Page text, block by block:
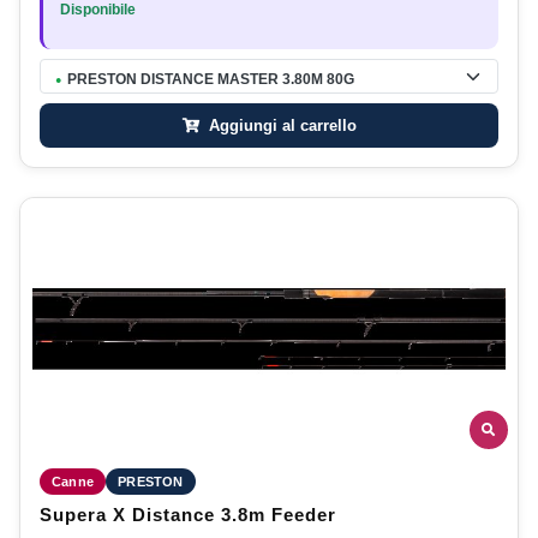
Disponibile
● PRESTON DISTANCE MASTER 3.80M 80G
Aggiungi al carrello
Canne PRESTON
Supera X Distance 3.8m Feeder